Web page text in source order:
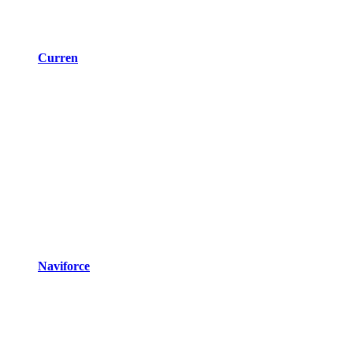
Curren
Naviforce